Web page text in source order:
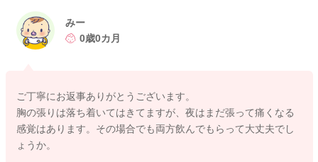
左右5〜10分ずつ飲んでもらってみるといいですよ。
お子さんの様子を見ながら、寝てしまいそうな時には早めに反
どうぞよろしくお願いします。
みー
0歳0カ月
ご丁寧にお返事ありがとうございます。
胸の張りは落ち着いてはきてますが、夜はまだ張って痛くなる
感覚はあります。その場合でも両方飲んでもらって大丈夫でし
ょうか。